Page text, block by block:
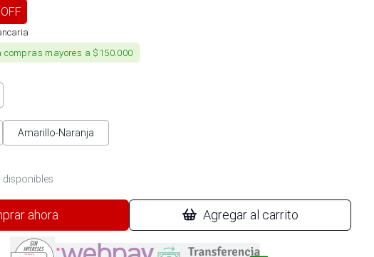
mayores a $150.000
Amarillo-Naranja
disponibles
ahora Agregar al carrito